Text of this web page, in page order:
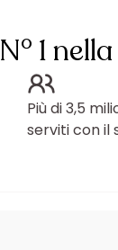
N° 1
Più di 3,5
serviti con il